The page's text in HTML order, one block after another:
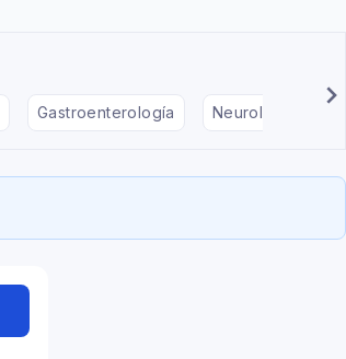
Gastroenterología Neurología